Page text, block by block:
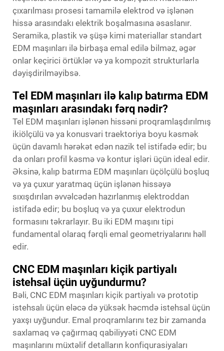
çıxarılması prosesi tamamilə elektrod və işlənən
hissə arasındakı elektrik boşalmasına əsaslanır.
Seramika, plastik və şüşə kimi materiallar standart
EDM maşınları ilə birbaşa emal edilə bilməz, əgər
onlar keçirici örtüklər və ya kompozit strukturlarla
dəyişdirilməyibsə.
Tel EDM maşınları ilə kalıp batırma EDM
maşınları arasındakı fərq nədir?
Tel EDM maşınları işlənən hissəni proqramlaşdırılmış
ikiölçülü və ya konusvari traektoriya boyu kəsmək
üçün davamlı hərəkət edən nazik tel istifadə edir; bu
da onları profil kəsmə və kontur işləri üçün ideal edir.
Əksinə, kalıp batırma EDM maşınları üçölçülü boşluq
və ya çuxur yaratmaq üçün işlənən hissəyə
sıxışdırılan əvvəlcədən hazırlanmış elektroddan
istifadə edir; bu boşluq və ya çuxur elektrodun
formasını təkrarlayır. Bu iki EDM maşını tipi
fundamental olaraq fərqli emal geometriyalarını həll
edir.
CNC EDM maşınları kiçik partiyalı
istehsal üçün uyğundurmu?
Bəli, CNC EDM maşınları kiçik partiyalı və prototip
istehsalı üçün eləcə də yüksək həcmdə istehsal üçün
yaxşı uyğundur. Emal proqramlarını tez bir zamanda
saxlamaq və çağırmaq qabiliyyəti CNC EDM
maşınlarını müxtəlif detalların konfiqurasiyaları